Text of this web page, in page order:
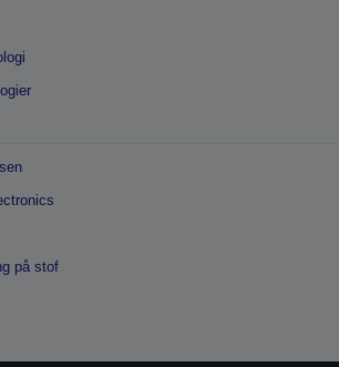
på stof